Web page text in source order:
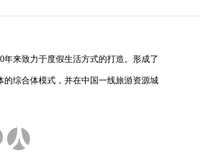
来致力于度假生活方式的打造。形成了
综合体模式，并在中国一线旅游资源城